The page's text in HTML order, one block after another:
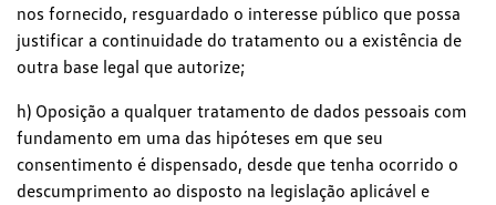
nos fornecido, resguardado o interesse público que possa
justificar a continuidade do tratamento ou a existência de
outra base legal que autorize;
h) Oposição a qualquer tratamento de dados pessoais com
fundamento em uma das hipóteses em que seu
consentimento é dispensado, desde que tenha ocorrido o
descumprimento ao disposto na legislação aplicável e